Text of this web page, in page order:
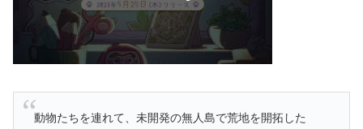
動物たちを連れて、未開発の無人島で荒地を開拓した